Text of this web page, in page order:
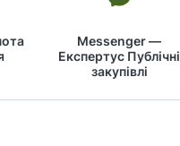
Messenger —
Експертус Публічні
закупівлі